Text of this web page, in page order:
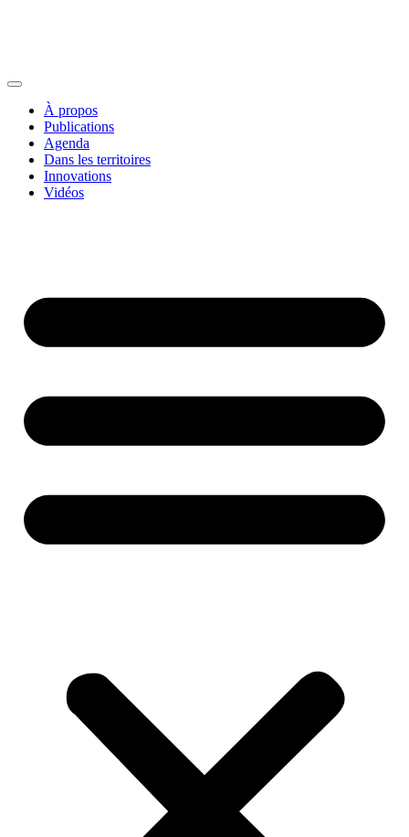
À propos
Publications
Agenda
Dans les territoires
Innovations
Vidéos